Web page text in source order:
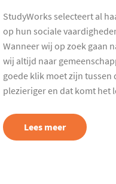
StudyWorks selecteert al
op hun sociale
Wanneer wij op zoek gaan
wij altijd naar
goede klik moet zijn tussen
plezieriger en dat komt het
Lees meer